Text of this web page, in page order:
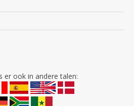
er ook in andere talen: